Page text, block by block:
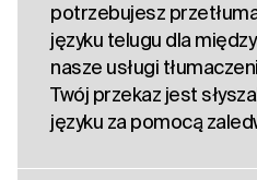
potrzebujesz
języku telugu dla
nasze usługi
Twój przekaz jest
języku za pomocą